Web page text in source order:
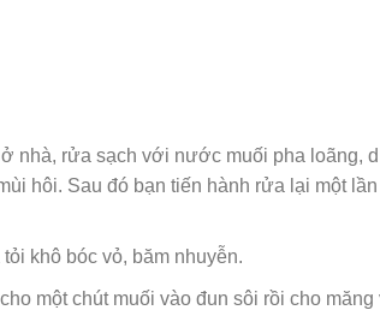
nhà, rửa sạch với nước muối pha loãng,
hôi. Sau đó bạn tiến hành rửa lại một
khô bóc vỏ, băm nhuyễn.
một chút muối vào đun sôi rồi cho măng